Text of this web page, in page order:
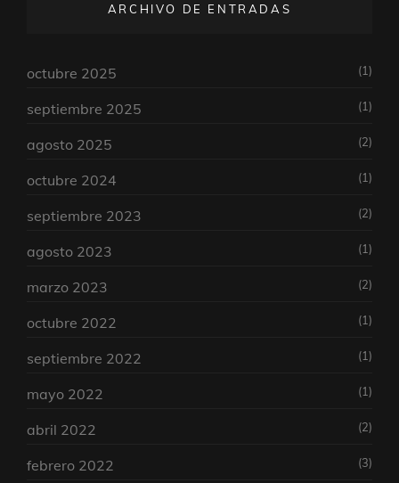
ARCHIVO DE ENTRADAS
octubre 2025 (1)
septiembre 2025 (1)
agosto 2025 (2)
octubre 2024 (1)
septiembre 2023 (2)
agosto 2023 (1)
marzo 2023 (2)
octubre 2022 (1)
septiembre 2022 (1)
mayo 2022 (1)
abril 2022 (2)
febrero 2022 (3)